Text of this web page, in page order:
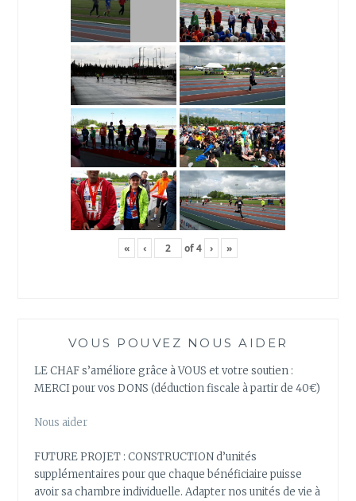
« ‹ of4 › »
VOUS POUVEZ NOUS AIDER
LE CHAF s’améliore grâce à VOUS et votre soutien :
MERCI pour vos DONS (déduction fiscale à partir de 40€)
Nous aider
FUTURE PROJET : CONSTRUCTION d’unités
supplémentaires pour que chaque bénéficiaire puisse
avoir sa chambre individuelle. Adapter nos unités de vie à